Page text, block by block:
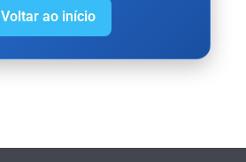
Voltar ao início